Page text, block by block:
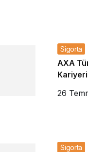
Sigorta
AXA
26
Sigorta